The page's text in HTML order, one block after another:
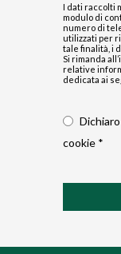
I dati raccolti
modulo di
numero di
utilizzati per
tale finalità, i
Si rimanda
relative
dedicata ai
cookie *